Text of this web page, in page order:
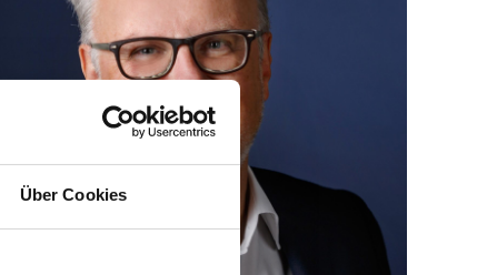
Über Cookies